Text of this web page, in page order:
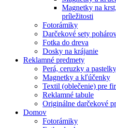
Magnetky na
príležitosti
Fotorámiky
Darčekové sety
Fotka do dreva
Dosky na krájanie
Reklamné predmety
Perá, ceruzky a
Magnetky a kľúčenky
Textil (oblečenie) pre
Reklamné tabule
Originálne darčekové
Domov
Fotorámiky